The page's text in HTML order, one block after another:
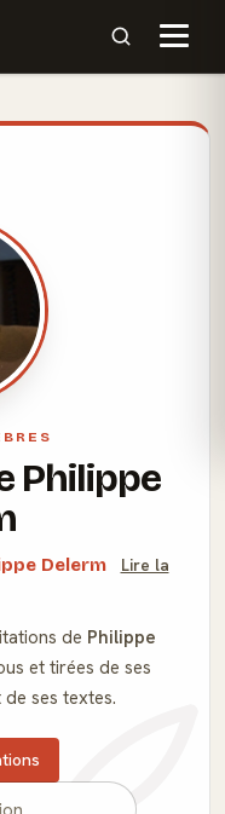
Philippe
Delerm
Lire la
de Philippe
et tirées de ses
ses textes.